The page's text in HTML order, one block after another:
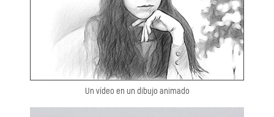
Un vídeo en un dibujo animado